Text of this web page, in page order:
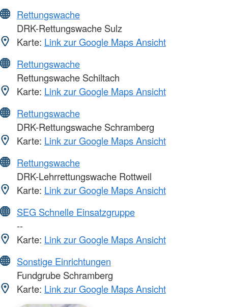
Rettungswache
DRK-Rettungswache Sulz
Karte: Link zur Google Maps Ansicht
Rettungswache
Rettungswache Schiltach
Karte: Link zur Google Maps Ansicht
Rettungswache
DRK-Rettungswache Schramberg
Karte: Link zur Google Maps Ansicht
Rettungswache
DRK-Lehrrettungswache Rottweil
Karte: Link zur Google Maps Ansicht
SEG Schnelle Einsatzgruppe
--
Karte: Link zur Google Maps Ansicht
Sonstige Einrichtungen
Fundgrube Schramberg
Karte: Link zur Google Maps Ansicht